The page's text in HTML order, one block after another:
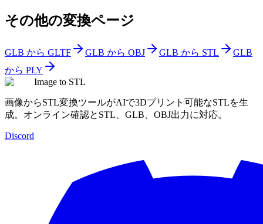
その他の変換ページ
GLB から GLTF GLB から OBJ GLB から STL
GLB
から PLY
Image to STL
画像からSTL変換ツールがAIで3Dプリント可能なSTLを生
成。オンライン確認とSTL、GLB、OBJ出力に対応。
Discord